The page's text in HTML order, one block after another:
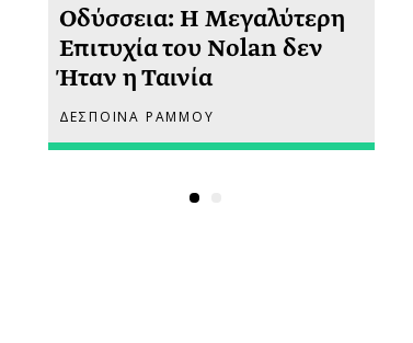
Οδύσσεια: Η Μεγαλύτερη
Επιτυχία του Nolan δεν
Ήταν η Ταινία
ΔΕΣΠΟΙΝΑ ΡΑΜΜΟΥ